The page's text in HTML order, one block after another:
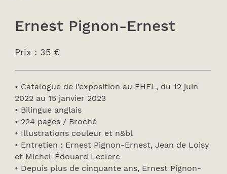
Ernest Pignon-Ernest
Prix : 35 €
• Catalogue de l’exposition au FHEL, du 12 juin
2022 au 15 janvier 2023
• Bilingue anglais
• 224 pages / Broché
• Illustrations couleur et n&bl
• Entretien : Ernest Pignon-Ernest, Jean de Loisy
et Michel-Édouard Leclerc
• Depuis plus de cinquante ans, Ernest Pignon-